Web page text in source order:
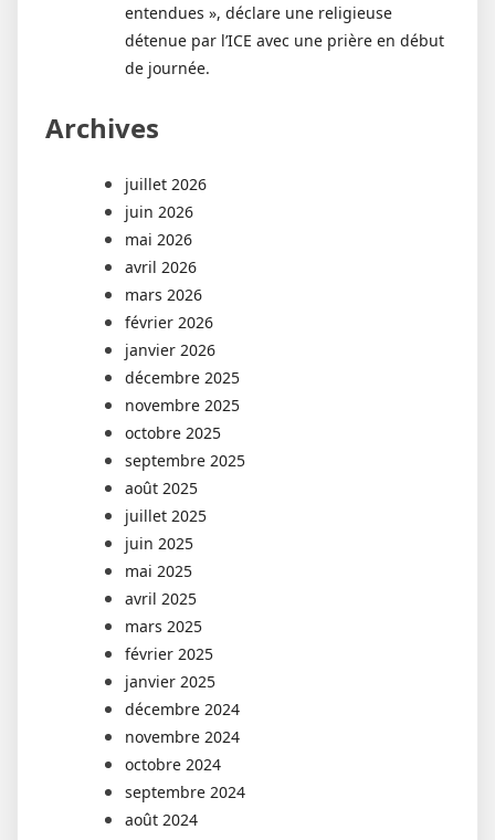
entendues », déclare une religieuse
détenue par l’ICE avec une prière en début
de journée.
Archives
juillet 2026
juin 2026
mai 2026
avril 2026
mars 2026
février 2026
janvier 2026
décembre 2025
novembre 2025
octobre 2025
septembre 2025
août 2025
juillet 2025
juin 2025
mai 2025
avril 2025
mars 2025
février 2025
janvier 2025
décembre 2024
novembre 2024
octobre 2024
septembre 2024
août 2024